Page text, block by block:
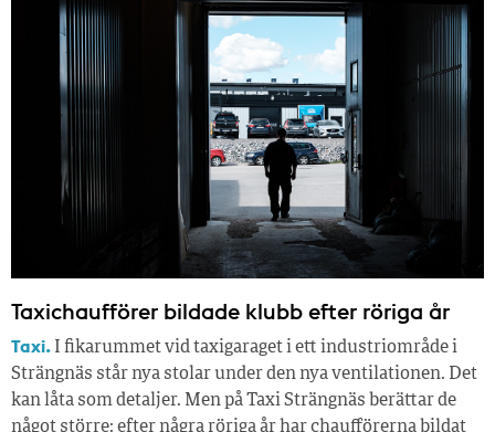
Taxichaufförer bildade klubb efter röriga år
Taxi. I fikarummet vid taxigaraget i ett industriområde i
Strängnäs står nya stolar under den nya ventilationen. Det
kan låta som detaljer. Men på Taxi Strängnäs berättar de
något större: efter några röriga år har chaufförerna bildat